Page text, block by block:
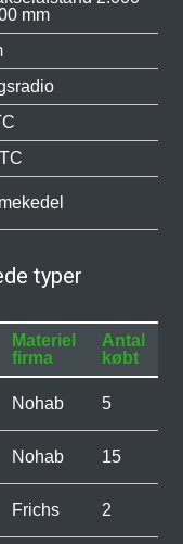
mm
typer
Materiel
firma
Antal
købt
Nohab 5
Nohab 15
Frichs 2